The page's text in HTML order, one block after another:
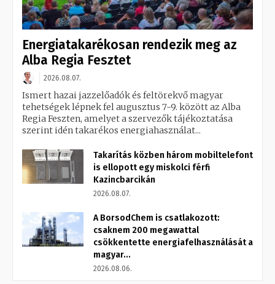
Energiatakarékosan rendezik meg az
Alba Regia Fesztet
2026.08.07.
Ismert hazai jazzelőadók és feltörekvő magyar
tehetségek lépnek fel augusztus 7-9. között az Alba
Regia Feszten, amelyet a szervezők tájékoztatása
szerint idén takarékos energiahasználat...
Takarítás közben három mobiltelefont
is ellopott egy miskolci férfi
Kazincbarcikán
2026.08.07.
A BorsodChem is csatlakozott:
csaknem 200 megawattal
csökkentette energiafelhasználását a
magyar...
2026.08.06.